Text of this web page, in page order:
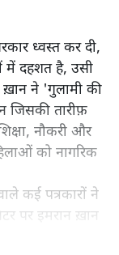
ध्वस्त कर दी,
दहशत है, उसी
ख़ान ने 'गुलामी की
जिसकी तारीफ़
नौकरी और
को नागरिक
कई पत्रकारों ने
पर इमरान ख़ान